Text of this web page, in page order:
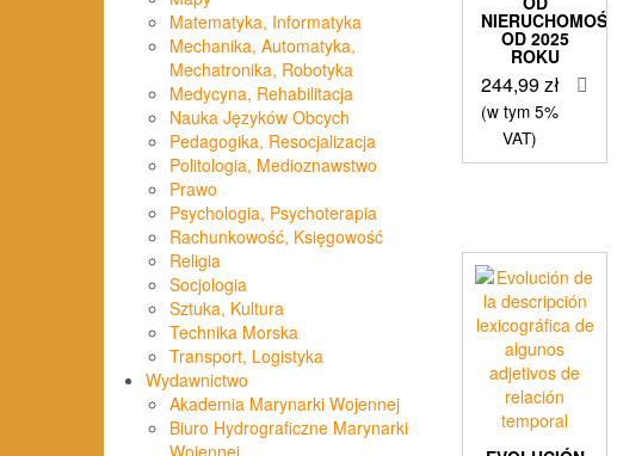
Matematyka, Informatyka
Mechanika, Automatyka,
Mechatronika, Robotyka
Medycyna, Rehabilitacja
Nauka Języków Obcych
Pedagogika, Resocjalizacja
Politologia, Medioznawstwo
Prawo
Psychologia, Psychoterapia
Rachunkowość, Księgowość
Religia
Socjologia
Sztuka, Kultura
Technika Morska
Transport, Logistyka
Wydawnictwo
Akademia Marynarki Wojennej
Biuro Hydrograficzne Marynarki
NIERUCHOMOŚCI
OD 2025
ROKU
244,99zł
(w tym 5%
VAT)